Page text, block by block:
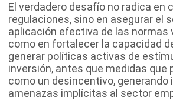
El verdadero desafío no radica en
regulaciones, sino en asegurar el
aplicación efectiva de las normas
como en fortalecer la capacidad
generar políticas activas de
inversión, antes que medidas que
como un desincentivo, generando
amenazas implícitas al sector